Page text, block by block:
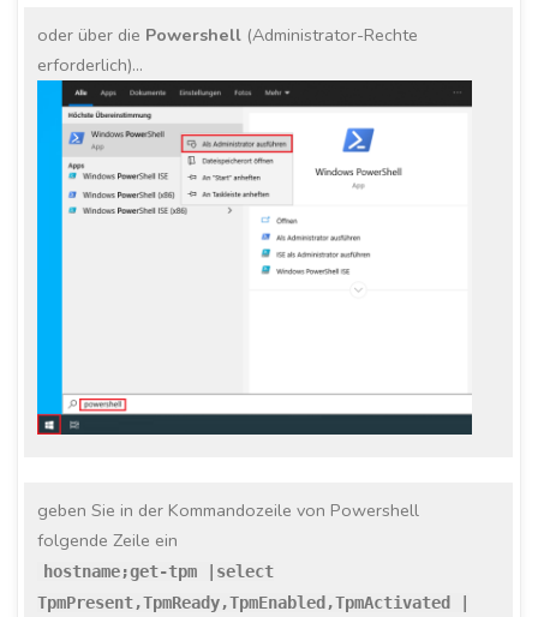
oder über die Powershell (Administrator-Rechte
erforderlich)…
geben Sie in der Kommandozeile von Powershell
folgende Zeile ein
hostname;get-tpm |select
TpmPresent,TpmReady,TpmEnabled,TpmActivated |